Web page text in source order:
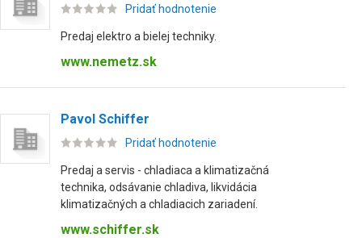
Pridať hodnotenie
Predaj elektro a bielej techniky.
www.nemetz.sk
Pavol Schiffer
Pridať hodnotenie
Predaj a servis - chladiaca a klimatizačná
technika, odsávanie chladiva, likvidácia
klimatizačných a chladiacich zariadení.
www.schiffer.sk